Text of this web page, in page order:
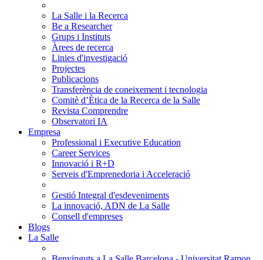
La Salle i la Recerca
Be a Researcher
Grups i Instituts
Àrees de recerca
Linies d'investigació
Projectes
Publicacions
Transferència de coneixement i tecnologia
Comitè d’Ètica de la Recerca de la Salle
Revista Comprendre
Observatori IA
Empresa
Professional i Executive Education
Career Services
Innovació i R+D
Serveis d'Emprenedoria i Acceleració
Gestió Integral d'esdeveniments
La innovació, ADN de La Salle
Consell d'empreses
Blogs
La Salle